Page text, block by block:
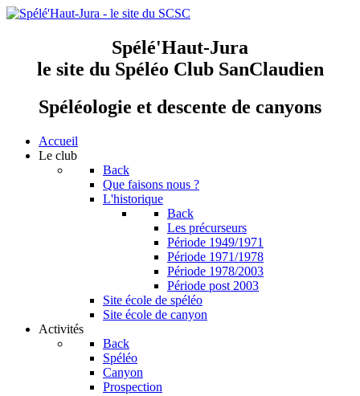
Spélé'Haut-Jura
le site du Spéléo Club SanClaudien
Spéléologie et descente de canyons
Accueil
Le club
Back
Que faisons nous ?
L'historique
Back
Les précurseurs
Période 1949/1971
Période 1971/1978
Période 1978/2003
Période post 2003
Site école de spéléo
Site école de canyon
Activités
Back
Spéléo
Canyon
Prospection